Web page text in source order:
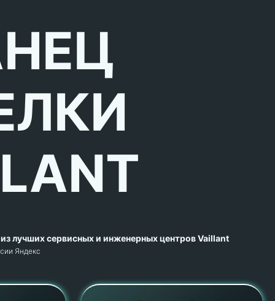
лучших сервисных и инженерных центров Vaillant
Яндекс